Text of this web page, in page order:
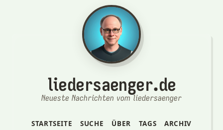
liedersaenger.de
Neueste Nachrichten vom liedersaenger
STARTSEITE SUCHE ÜBER TAGS ARCHIV